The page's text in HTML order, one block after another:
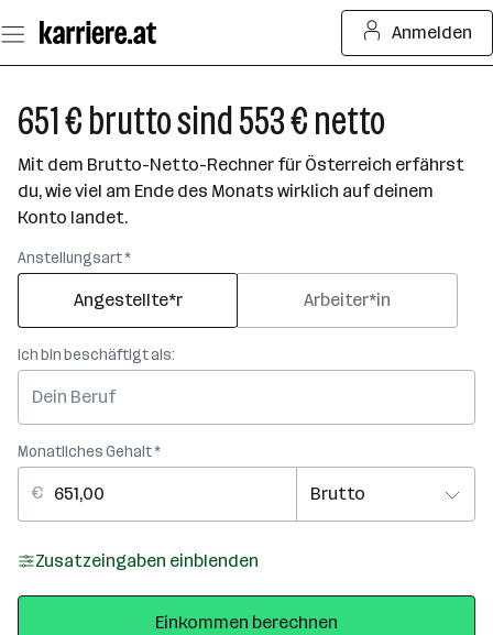
Seiteninhalt
springen
Anmelden
651 € brutto sind 553 € netto
Mit dem Brutto-Netto-Rechner für Österreich erfährst
du, wie viel am Ende des Monats wirklich auf deinem
Konto landet.
Anstellungsart *
Angestellte*r Arbeiter*in
Ich bin beschäftigt als:
Monatliches Gehalt *
Zusatzeingaben einblenden
Einkommen berechnen